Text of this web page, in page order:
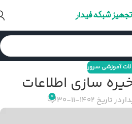
آموزشی سرور
سازی اطلاعات
در تاریخ 1402-11-30 0